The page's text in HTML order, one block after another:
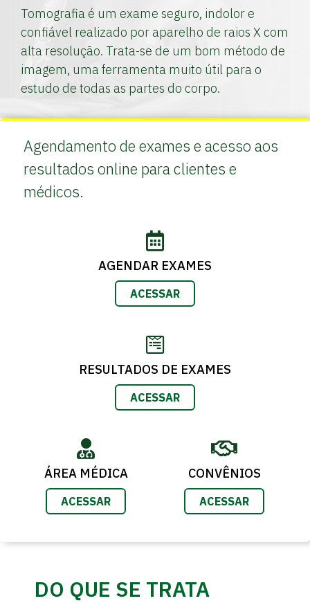
Tomografia é um exame seguro, indolor e
confiável realizado por aparelho de raios X com
alta resolução. Trata-se de um bom método de
imagem, uma ferramenta muito útil para o
estudo de todas as partes do corpo.
Agendamento de exames e acesso aos
resultados online para clientes e
médicos.
AGENDAR EXAMES
ACESSAR
RESULTADOS DE EXAMES
ACESSAR
ÁREA MÉDICA
ACESSAR
CONVÊNIOS
ACESSAR
DO QUE SE TRATA